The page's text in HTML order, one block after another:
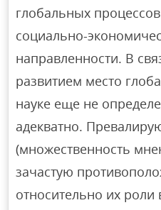
глобальных
социально-
направленности. В
развитием место
науке еще не
адекватно.
(множественность
зачастую
относительно их